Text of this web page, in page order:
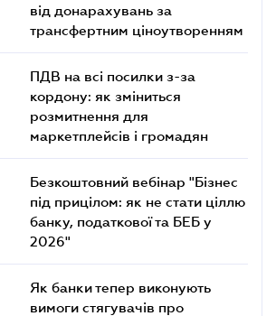
від донарахувань за
трансфертним ціноутворенням
ПДВ на всі посилки з-за
кордону: як зміниться
розмитнення для
маркетплейсів і громадян
Безкоштовний вебінар "Бізнес
під прицілом: як не стати ціллю
банку, податкової та БЕБ у
2026"
Як банки тепер виконують
вимоги стягувачів про